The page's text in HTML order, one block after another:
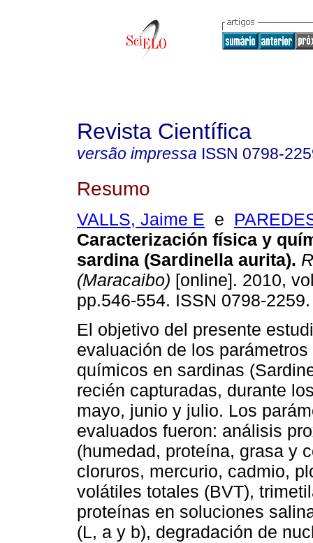
Revista Científica
versão impressa ISSN 0798-
Resumo
VALLS, Jaime E e
Caracterización física y
sardina (Sardinella aurita).
(Maracaibo) [online]. 2010,
pp.546-554. ISSN 0798-2259.
El objetivo del presente
evaluación de los
químicos en sardinas
recién capturadas, durante
mayo, junio y julio. Los
evaluados fueron: análisis
(humedad, proteína, grasa y
cloruros, mercurio, cadmio,
volátiles totales (BVT),
proteínas en soluciones
(L, a y b), degradación de